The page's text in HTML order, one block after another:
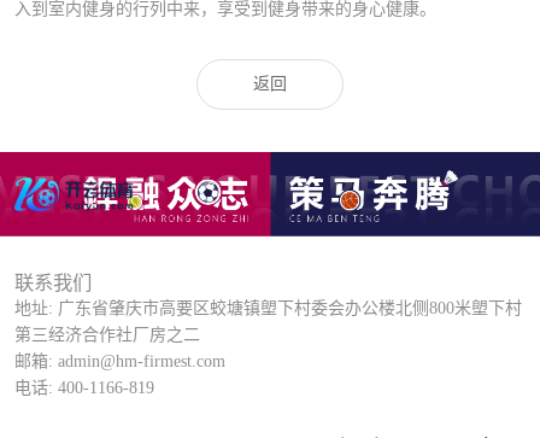
入到室内健身的行列中来，享受到健身带来的身心健康。
返回
联系我们
地址: 广东省肇庆市高要区蛟塘镇塱下村委会办公楼北侧800米塱下村
第三经济合作社厂房之二
邮箱: admin@hm-firmest.com
电话: 400-1166-819